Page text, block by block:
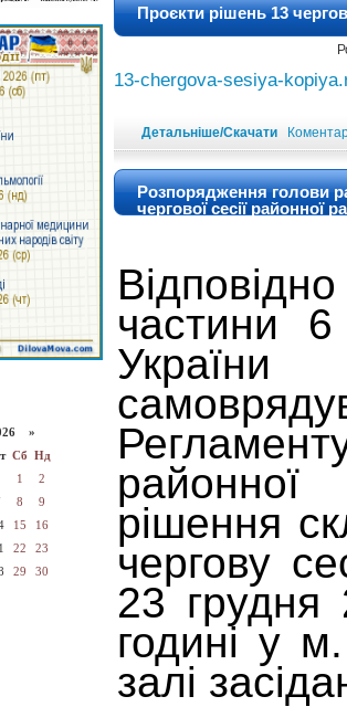
»
Сб Нд
1
2
8
9
15
16
22
23
29
30
Проєкти рішень 13
13-chergova-sesiya-
Детальніше/Скачати
Розпорядження голови
чергової сесії районної
частини
рішення
чергову
23
годині у
залі